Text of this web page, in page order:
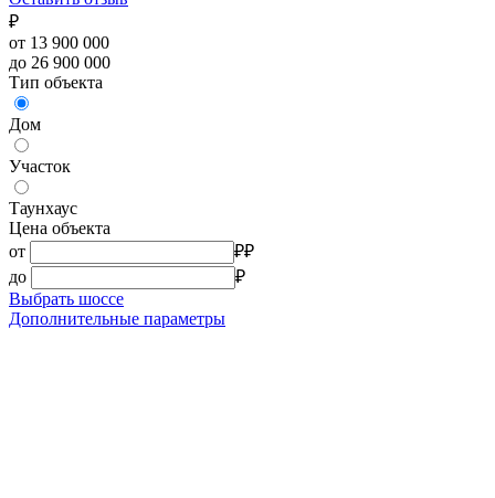
₽
от 13 900 000
до 26 900 000
Тип объекта
Дом
Участок
Таунхаус
Цена объекта
от
₽₽
до
₽
Выбрать шоссе
Дополнительные параметры